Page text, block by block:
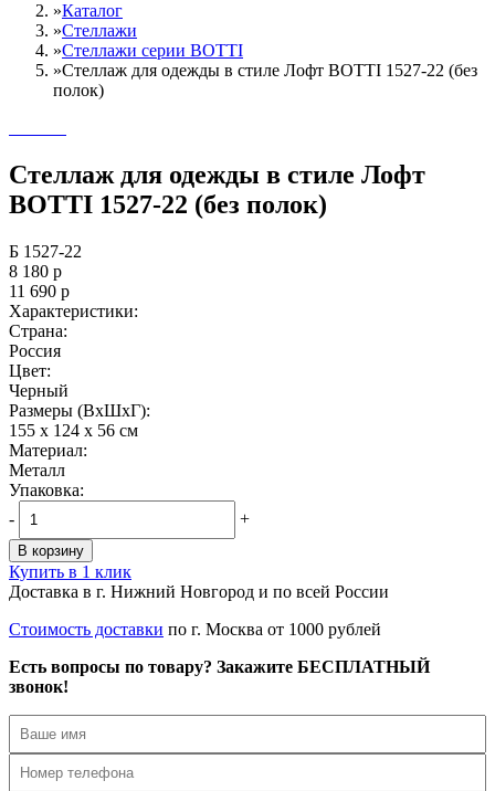
»Каталог
»Стеллажи
»Cтеллажи серии BOTTI
»Стеллаж для одежды в стиле Лофт BOTTI 1527-22 (без
полок)
Стеллаж для одежды в стиле Лофт
BOTTI 1527-22 (без полок)
Б 1527-22
8 180 р
11 690 р
Характеристики:
Страна:
Россия
Цвет:
Черный
Размеры (ВxШxГ):
155 x 124 x 56 см
Материал:
Металл
Упаковка:
-
+
В корзину
Купить в 1 клик
Доставка в г. Нижний Новгород и по всей России
Стоимость доставки по г. Москва от 1000 рублей
Есть вопросы по товару? Закажите БЕСПЛАТНЫЙ
звонок!